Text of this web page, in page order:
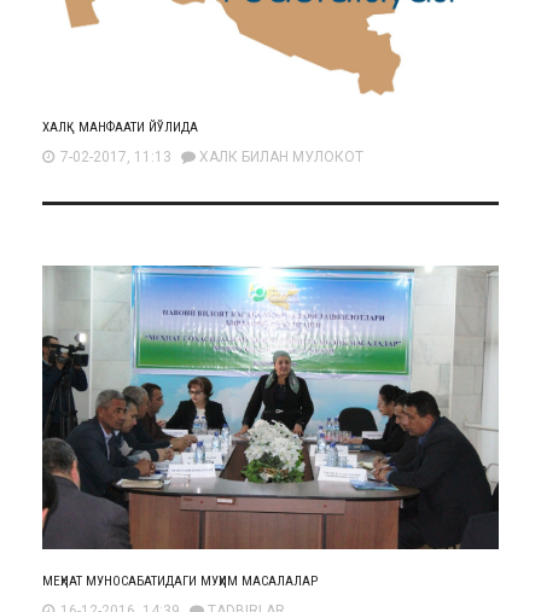
ХАЛҚ МАНФААТИ ЙЎЛИДА
7-02-2017, 11:13 ХАЛК БИЛАН МУЛОКОТ
МЕҲНАТ МУНОСАБАТИДАГИ МУҲИМ МАСАЛАЛАР